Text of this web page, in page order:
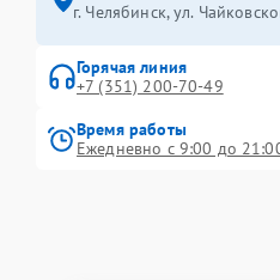
г. Челябинск, ул.
Горячая линия
+7 (351) 200-70-49
Время работы
Ежедневно с 9:00 до